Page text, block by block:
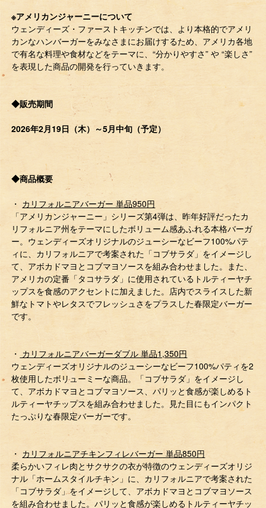
※アメリカンジャーニーについて
ウェンディーズ・ファーストキッチンでは、より本格的でアメリ
カンなハンバーガーをみなさまにお届けするため、アメリカ各地
で有名な料理や食材などをテーマに、“分かりやすさ” や “楽しさ”
を表現した商品の開発を行っていきます。
◆販売期間
2026年2月19日（木）～5月中旬（予定）
◆商品概要
・ カリフォルニアバーガー 単品950円
「アメリカンジャーニー」シリーズ第4弾は、昨年好評だったカ
リフォルニア州をテーマにしたボリューム感あふれる本格バーガ
ー。ウェンディーズオリジナルのジューシーなビーフ100%パテ
ィに、カリフォルニアで考案された「コブサラダ」をイメージし
て、アボカドマヨとコブマヨソースを組み合わせました。また、
アメリカの定番「タコサラダ」に使用されているトルティーヤチ
ップスを食感のアクセントに加えました。店内でスライスした新
鮮なトマトやレタスでフレッシュさをプラスした春限定バーガー
です。
・ カリフォルニアバーガーダブル 単品1,350円
ウェンディーズオリジナルのジューシーなビーフ100%パティを2
枚使用したボリューミーな商品。「コブサラダ」をイメージし
て、アボカドマヨとコブマヨソース、パリッと食感が楽しめるト
ルティーヤチップスを組み合わせました。見た目にもインパクト
たっぷりな春限定バーガーです。
・ カリフォルニアチキンフィレバーガー 単品850円
柔らかいフィレ肉とサクサクの衣が特徴のウェンディーズオリジ
ナル「ホームスタイルチキン」に、カリフォルニアで考案された
「コブサラダ」をイメージして、アボカドマヨとコブマヨソース
を組み合わせました。パリッと食感が楽しめるトルティーヤチッ